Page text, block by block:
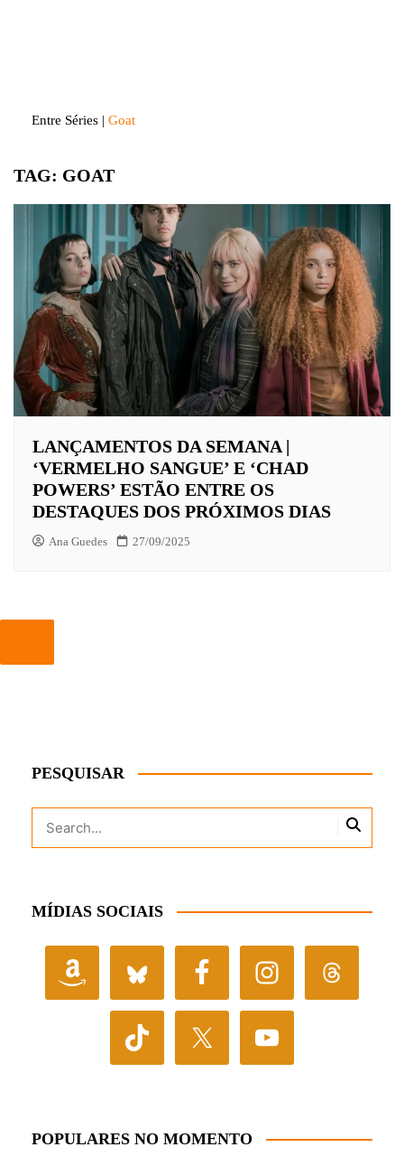
Entre Séries | Goat
TAG: GOAT
LANÇAMENTOS DA SEMANA |
‘VERMELHO SANGUE’ E ‘CHAD
POWERS’ ESTÃO ENTRE OS
DESTAQUES DOS PRÓXIMOS DIAS
Ana Guedes 27/09/2025
PESQUISAR
MÍDIAS SOCIAIS
POPULARES NO MOMENTO